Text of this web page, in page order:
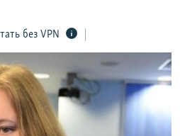
11 ИСТОРИЙ СОПРОТИВЛЕНИЯ
без VPN